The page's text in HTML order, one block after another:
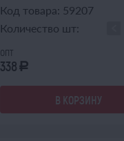
Код товара: 59207
Количество шт:
опт
338 a
В КОРЗИНУ